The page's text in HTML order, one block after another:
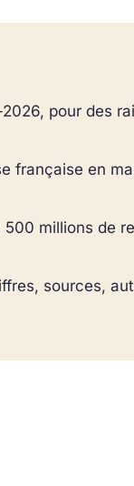
pour des
française en
millions de
sources,